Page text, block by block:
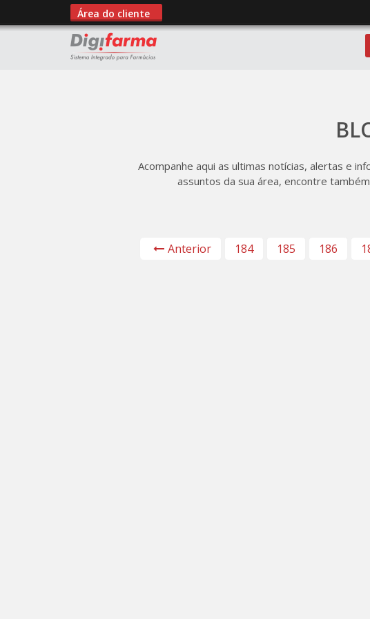
Área do cliente
Acompanhe aqui as ultimas notícias, alertas e
assuntos da sua área, encontre
Anterior 184 185 186